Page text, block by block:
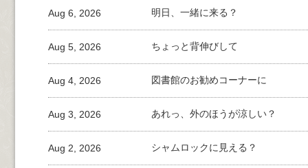
明日、一緒に来る？
Aug 6, 2026
ちょっと背伸びして
Aug 5, 2026
図書館のお勧めコーナーに
Aug 4, 2026
あれっ、外のほうが涼しい？
Aug 3, 2026
シャムロックに見える？
Aug 2, 2026